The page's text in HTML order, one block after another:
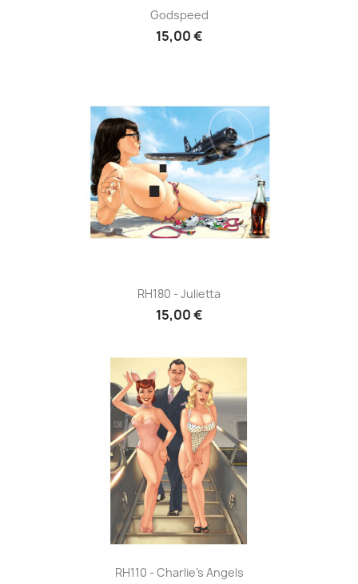
Godspeed
15,00 €
RH180 - Julietta
15,00 €
RH110 - Charlie's Angels